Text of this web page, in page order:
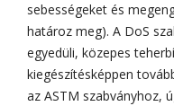
sebességeket és
határoz meg). A DoS
egyedüli, közepes
kiegészítésképpen
az ASTM szabványhoz,